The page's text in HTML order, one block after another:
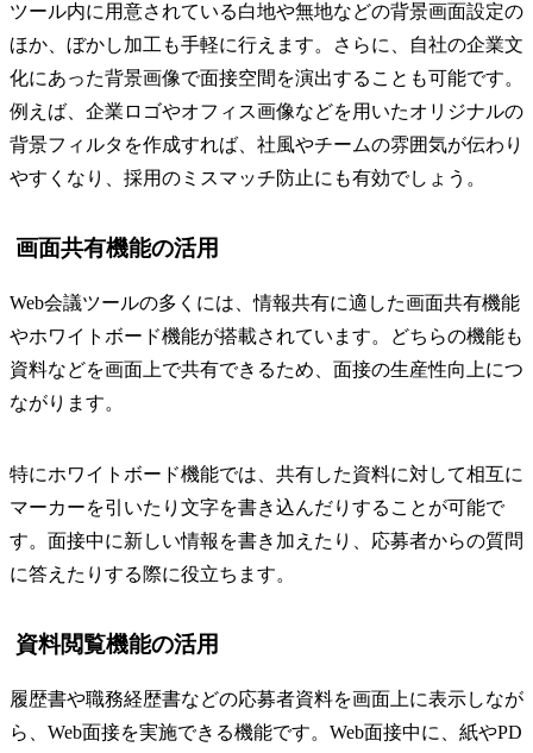
ツール内に用意されている白地や無地などの背景画面設定の
ほか、ぼかし加工も手軽に行えます。さらに、自社の企業文
化にあった背景画像で面接空間を演出することも可能です。
例えば、企業ロゴやオフィス画像などを用いたオリジナルの
背景フィルタを作成すれば、社風やチームの雰囲気が伝わり
やすくなり、採用のミスマッチ防止にも有効でしょう。
画面共有機能の活用
Web会議ツールの多くには、情報共有に適した画面共有機能
やホワイトボード機能が搭載されています。どちらの機能も
資料などを画面上で共有できるため、面接の生産性向上につ
ながります。
特にホワイトボード機能では、共有した資料に対して相互に
マーカーを引いたり文字を書き込んだりすることが可能で
す。面接中に新しい情報を書き加えたり、応募者からの質問
に答えたりする際に役立ちます。
資料閲覧機能の活用
履歴書や職務経歴書などの応募者資料を画面上に表示しなが
ら、Web面接を実施できる機能です。Web面接中に、紙やPD